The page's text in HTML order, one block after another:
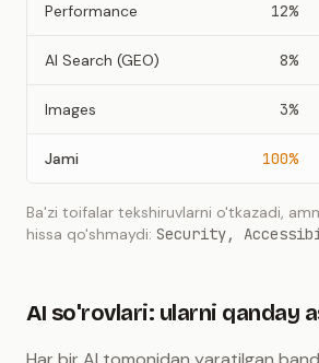
Performance 12%
AI Search (GEO) 8%
Images 3%
Jami 100%
Ba'zi toifalar tekshiruvlarni o'tkazadi,
hissa qo'shmaydi: Security,
AI so'rovlari: ularni qanday